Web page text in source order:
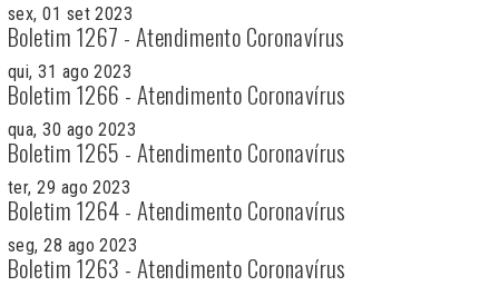
sex, 01 set 2023
Boletim 1267 - Atendimento Coronavírus
qui, 31 ago 2023
Boletim 1266 - Atendimento Coronavírus
qua, 30 ago 2023
Boletim 1265 - Atendimento Coronavírus
ter, 29 ago 2023
Boletim 1264 - Atendimento Coronavírus
seg, 28 ago 2023
Boletim 1263 - Atendimento Coronavírus